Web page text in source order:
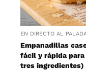
EN DIRECTO AL
Empanadillas
fácil y rápida
tres ingredientes)